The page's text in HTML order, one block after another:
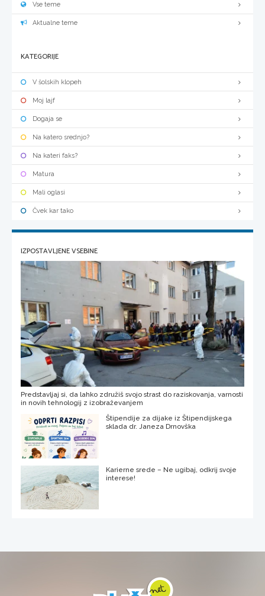
Vse teme
Aktualne teme
KATEGORIJE
V šolskih klopeh
Moj lajf
Dogaja se
Na katero srednjo?
Na kateri faks?
Matura
Mali oglasi
Čvek kar tako
IZPOSTAVLJENE VSEBINE
Predstavljaj si, da lahko združiš svojo strast do raziskovanja, varnosti
in novih tehnologij z izobraževanjem
Štipendije za dijake iz Štipendijskega
sklada dr. Janeza Drnovška
Karierne srede – Ne ugibaj, odkrij svoje
interese!